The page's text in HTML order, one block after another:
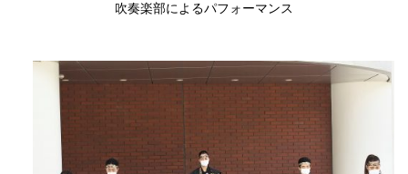
吹奏楽部によるパフォーマンス